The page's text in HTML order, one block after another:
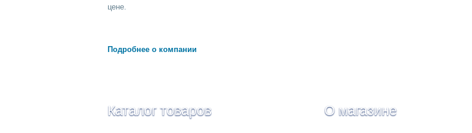
цене.
Подробнее о компании
Каталог товаров О магазине